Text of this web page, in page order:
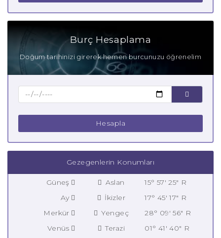
Burç Hesaplama
Doğum tarihinizi girerek hemen burcunuzu öğrenelim
Hesapla
Gezegenlerin Konumları
Güneş Aslan
15° 57' 25" R
Ay
İkizler
17° 45' 17" R
Merkür
Yengeç
28° 09' 56" R
Venüs
Terazi
01° 41' 40" R